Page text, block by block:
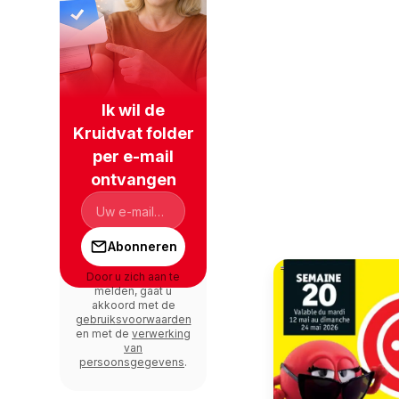
Ik wil de
Kruidvat folder
per e-mail
ontvangen
Abonneren
Door u zich aan te
melden, gaat u
akkoord met de
gebruiksvoorwaarden
en met de verwerking
van
persoonsgegevens.